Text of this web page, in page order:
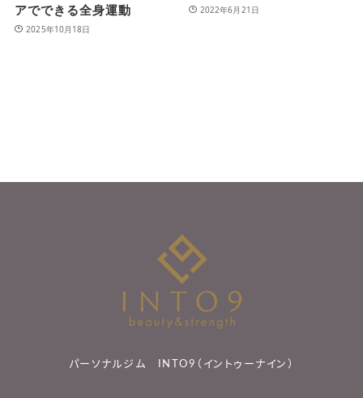
アでできる全身運動
2025年10月18日
2022年6月21日
パーソナルジム INTO9（イントゥーナイン）